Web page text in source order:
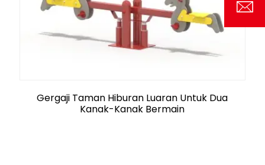
Gergaji Taman Hiburan Luaran Untuk Dua
Kanak-Kanak Bermain